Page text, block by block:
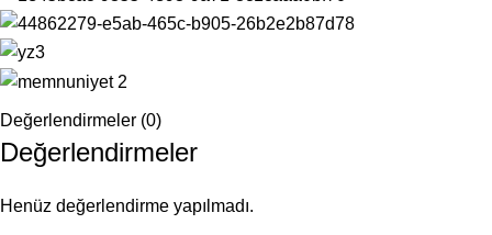
Değerlendirmeler (0)
Değerlendirmeler
Henüz değerlendirme yapılmadı.